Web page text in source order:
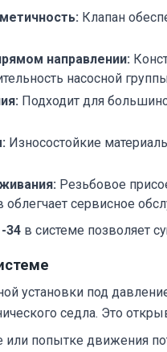
Клапан
направлении:
насосной
Подходит для
Износостойкие
Резьбовое
сервисное
34 в системе позволяет
установки под
седла. Это
попытке движения